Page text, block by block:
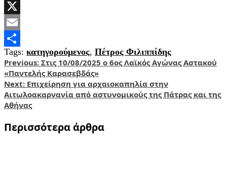
Facebook
X
Email
Share
Tags: κατηγορούμενος, Πέτρος Φιλιππίδης
Post
navigation
Previous: Στις 10/08/2025 ο 6ος Λαϊκός Αγώνας Αστακού
«Παντελής Καρασεβδάς»
Next: Επιχείρηση για αρχαιοκαπηλία στην
Αιτωλοακαρνανία από αστυνομικούς της Πάτρας και της
Αθήνας
Περισσότερα άρθρα